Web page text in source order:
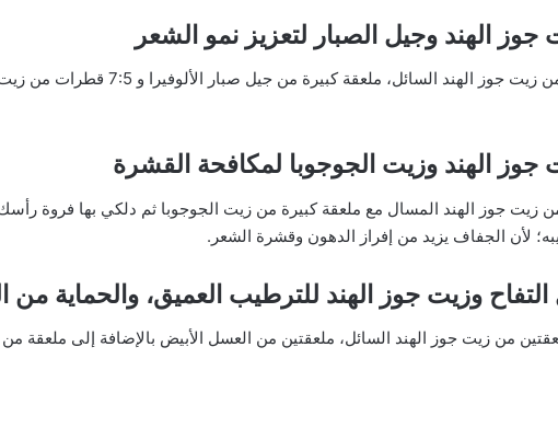
الهند وجيل الصبار لتعزيز نمو الشعر
اخلطي ملعقة من زيت جوز الهند
الهند وزيت الجوجوبا لمكافحة القشرة
زيت جوز الهند المسال مع ملعقة كبيرة من زيت الجوجوبا ثم دلكي بها فروة
لأن الجفاف يزيد من إفراز الدهون وقشرة الشعر.
وزيت جوز الهند للترطيب العميق، والحماية من
من زيت جوز الهند السائل، ملعقتين من العسل الأبيض بالإضافة إلى ملعقة